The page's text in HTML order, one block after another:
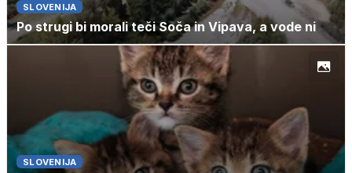
SLOVENIJA
Po strugi bi morali teči Soča in Vipava, a vode ni
SLOVENIJA